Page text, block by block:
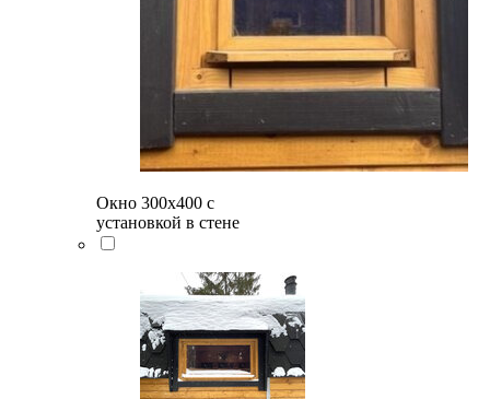
Окно 300х400 с
установкой в стене